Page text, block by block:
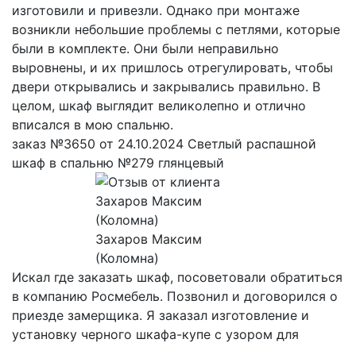
изготовили и привезли. Однако при монтаже
возникли небольшие проблемы с петлями, которые
были в комплекте. Они были неправильно
выровнены, и их пришлось отрегулировать, чтобы
двери открывались и закрывались правильно. В
целом, шкаф выглядит великолепно и отлично
вписался в мою спальню.
заказ №3650 от 24.10.2024 Светлый распашной
шкаф в спальню №279 глянцевый
Захаров Максим
(Коломна)
Искал где заказать шкаф, посоветовали обратиться
в компанию Росмебель. Позвонил и договорился о
приезде замерщика. Я заказал изготовление и
установку черного шкафа-купе с узором для